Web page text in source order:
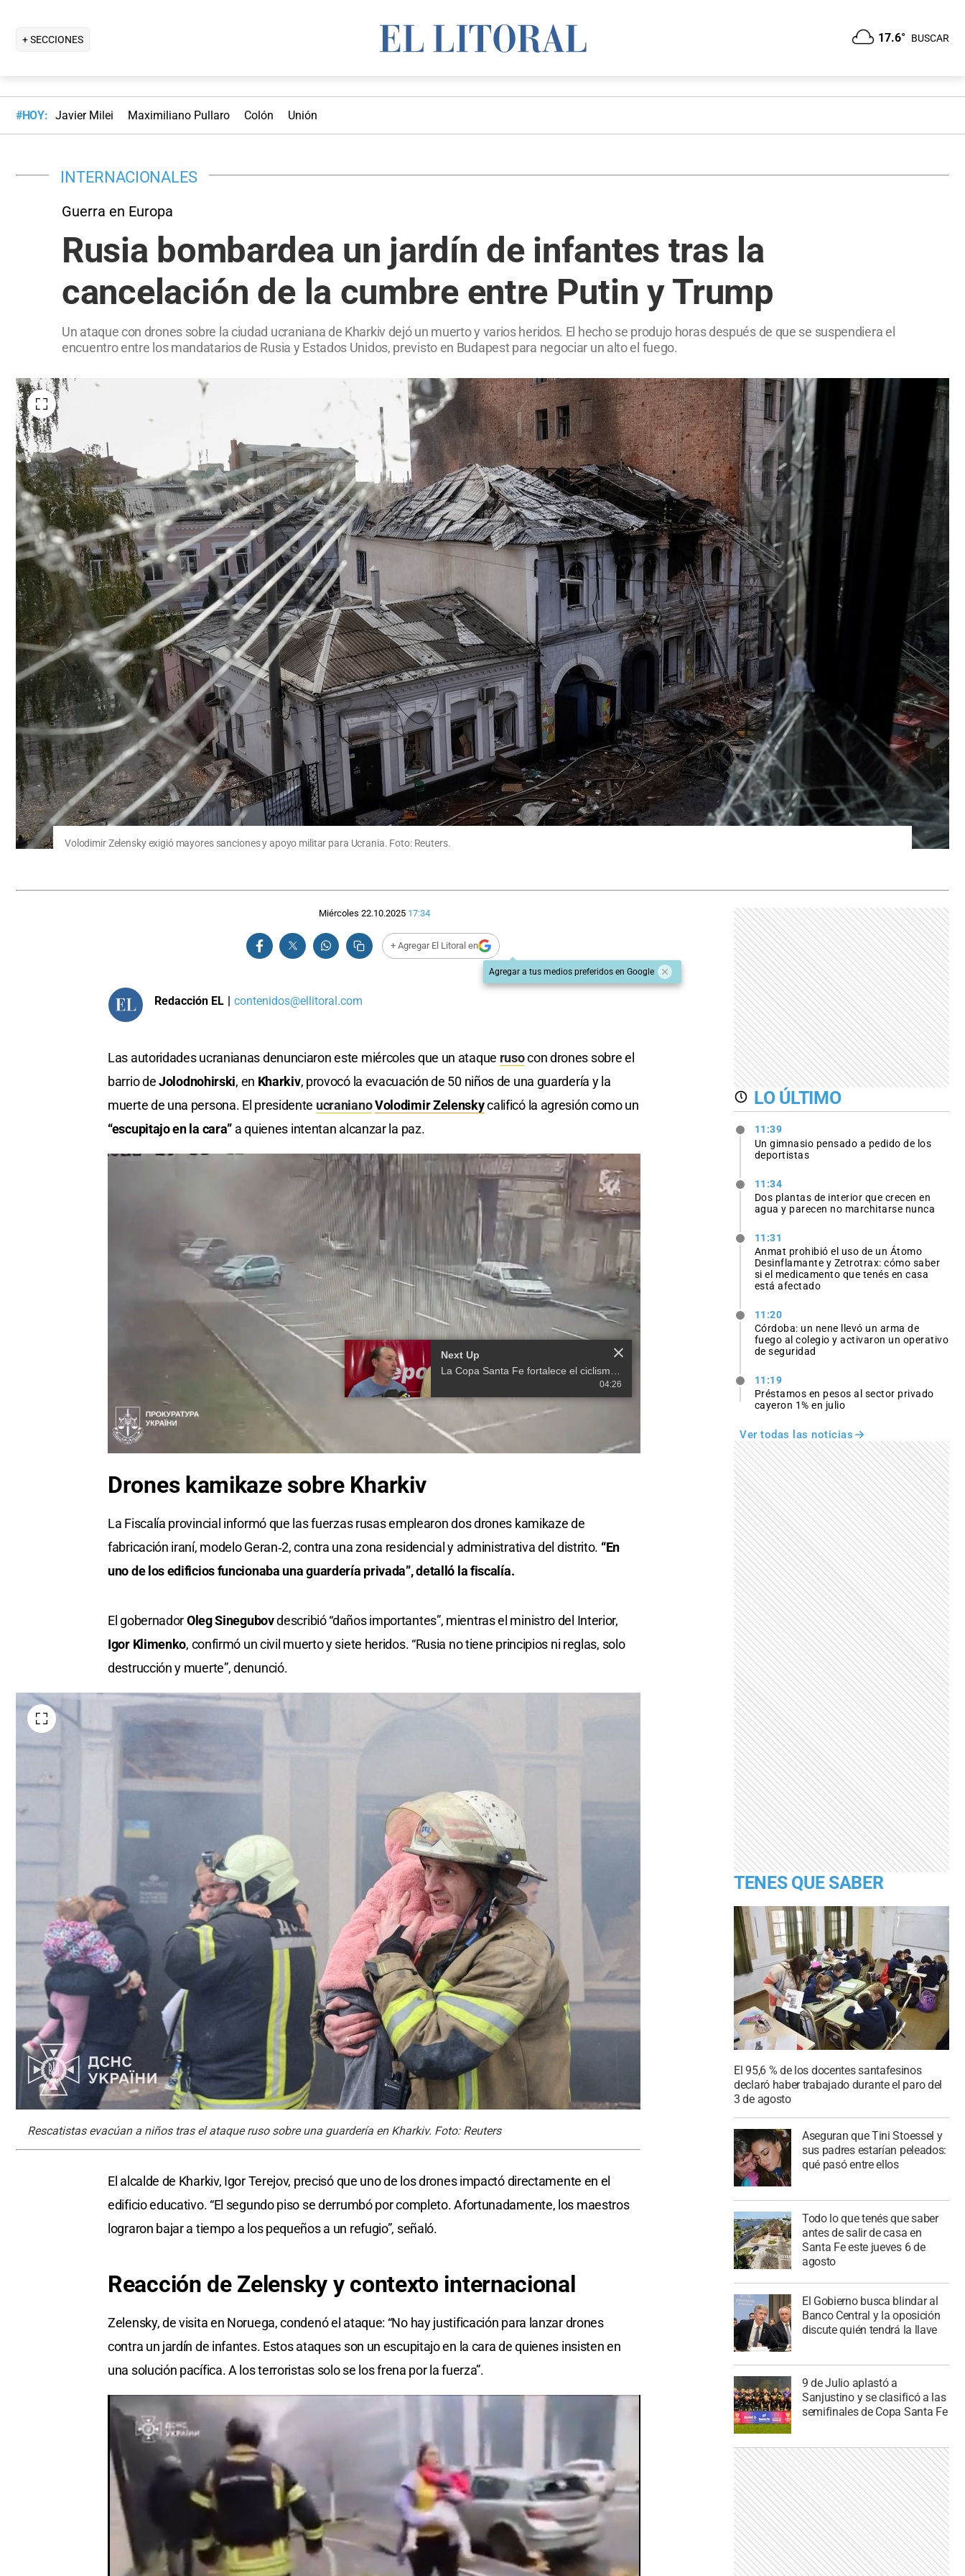
+ SECCIONES 17.6° BUSCAR
#HOY: Javier Milei Maximiliano Pullaro Colón Unión
INTERNACIONALES
Guerra en Europa
Rusia bombardea un jardín de infantes tras la
cancelación de la cumbre entre Putin y Trump
Un ataque con drones sobre la ciudad ucraniana de Kharkiv dejó un muerto y varios heridos. El hecho se produjo horas después de que se suspendiera el
encuentro entre los mandatarios de Rusia y Estados Unidos, previsto en Budapest para negociar un alto el fuego.
Volodimir Zelensky exigió mayores sanciones y apoyo militar para Ucrania. Foto: Reuters.
Miércoles 22.10.2025 17:34
+ Agregar El Litoral en
Agregar a tus medios preferidos en Google
Redacción EL | contenidos@ellitoral.com
Las autoridades ucranianas denunciaron este miércoles que un ataque rusocon drones sobre el
barrio deJolodnohirski, en Kharkiv, provocó la evacuación de 50 niños de una guardería y la
muerte de una persona. El presidente ucranianoVolodimir Zelenskycalificó la agresión como un
“escupitajo en la cara” a quienes intentan alcanzar la paz.
Drones kamikaze sobre Kharkiv
La Fiscalía provincial informó que las fuerzas rusas emplearon dos drones kamikaze de
fabricación iraní, modelo Geran‑2, contra una zona residencial y administrativa del distrito. “En
uno de los edificios funcionaba una guardería privada”, detalló la fiscalía.
El gobernadorOleg Sinegubovdescribió “daños importantes”, mientras el ministro del Interior,
Igor Klimenko, confirmó un civil muerto y siete heridos. “Rusia no tiene principios ni reglas, solo
destrucción y muerte”, denunció.
Rescatistas evacúan a niños tras el ataque ruso sobre una guardería en Kharkiv. Foto: Reuters
El alcalde de Kharkiv, Igor Terejov, precisó que uno de los drones impactó directamente en el
edificio educativo. “El segundo piso se derrumbó por completo. Afortunadamente, los maestros
lograron bajar a tiempo a los pequeños a un refugio”, señaló.
Reacción de Zelensky y contexto internacional
Zelensky, de visita en Noruega, condenó el ataque: “No hay justificación para lanzar drones
contra un jardín de infantes. Estos ataques son un escupitajo en la cara de quienes insisten en
una solución pacífica. A los terroristas solo se los frena por la fuerza”.
LO ÚLTIMO
11:39
Un gimnasio pensado a pedido de los
deportistas
11:34
Dos plantas de interior que crecen en
agua y parecen no marchitarse nunca
11:31
Anmat prohibió el uso de un Átomo
Desinflamante y Zetrotrax: cómo saber
si el medicamento que tenés en casa
está afectado
11:20
Córdoba: un nene llevó un arma de
fuego al colegio y activaron un operativo
de seguridad
11:19
Préstamos en pesos al sector privado
cayeron 1% en julio
Ver todas las noticias
TENES QUE SABER
El 95,6 % de los docentes santafesinos
declaró haber trabajado durante el paro del
3 de agosto
Aseguran que Tini Stoessel y
sus padres estarían peleados:
qué pasó entre ellos
Todo lo que tenés que saber
antes de salir de casa en
Santa Fe este jueves 6 de
agosto
El Gobierno busca blindar al
Banco Central y la oposición
discute quién tendrá la llave
9 de Julio aplastó a
Sanjustino y se clasificó a las
semifinales de Copa Santa Fe